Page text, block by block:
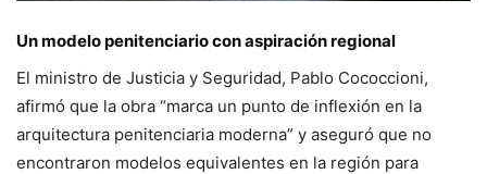
Un modelo penitenciario con aspiración regional
El ministro de Justicia y Seguridad, Pablo Cococcioni,
afirmó que la obra “marca un punto de inflexión en la
arquitectura penitenciaria moderna” y aseguró que no
encontraron modelos equivalentes en la región para